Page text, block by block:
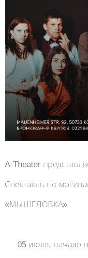
A-Theater
Спектакль по
«МЫШЕЛОВКА»
⏰ 05 июля, начало